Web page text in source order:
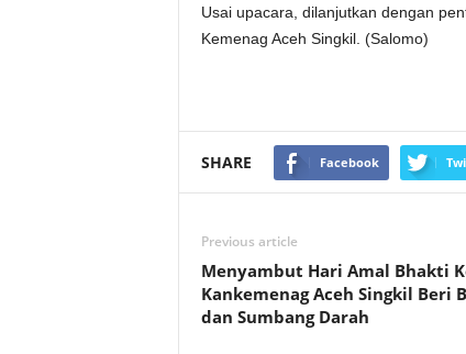
Usai upacara, dilanjutkan dengan
Kemenag Aceh Singkil. (Salomo)
SHARE Facebook
Previous article
Menyambut Hari Amal Bhakti
Kankemenag Aceh Singkil Beri
dan Sumbang Darah